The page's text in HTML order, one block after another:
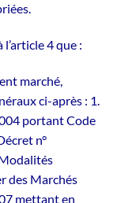
4 que :
marché,
ci-après : 1.
portant Code
n°
des Marchés
mettant en